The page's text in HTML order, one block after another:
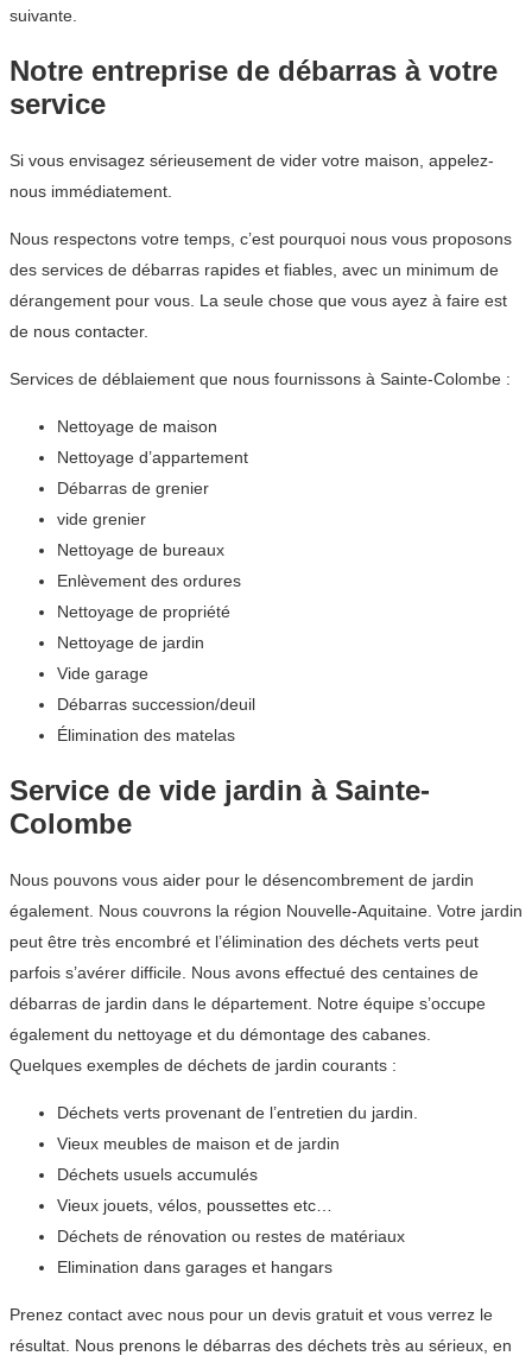
suivante.
Notre entreprise de débarras à votre
service
Si vous envisagez sérieusement de vider votre maison, appelez-
nous immédiatement.
Nous respectons votre temps, c’est pourquoi nous vous proposons
des services de débarras rapides et fiables, avec un minimum de
dérangement pour vous. La seule chose que vous ayez à faire est
de nous contacter.
Services de déblaiement que nous fournissons à Sainte-Colombe :
Nettoyage de maison
Nettoyage d’appartement
Débarras de grenier
vide grenier
Nettoyage de bureaux
Enlèvement des ordures
Nettoyage de propriété
Nettoyage de jardin
Vide garage
Débarras succession/deuil
Élimination des matelas
Service de vide jardin à Sainte-
Colombe
Nous pouvons vous aider pour le désencombrement de jardin
également. Nous couvrons la région Nouvelle-Aquitaine. Votre jardin
peut être très encombré et l’élimination des déchets verts peut
parfois s’avérer difficile. Nous avons effectué des centaines de
débarras de jardin dans le département. Notre équipe s’occupe
également du nettoyage et du démontage des cabanes.
Quelques exemples de déchets de jardin courants :
Déchets verts provenant de l’entretien du jardin.
Vieux meubles de maison et de jardin
Déchets usuels accumulés
Vieux jouets, vélos, poussettes etc…
Déchets de rénovation ou restes de matériaux
Elimination dans garages et hangars
Prenez contact avec nous pour un devis gratuit et vous verrez le
résultat. Nous prenons le débarras des déchets très au sérieux, en